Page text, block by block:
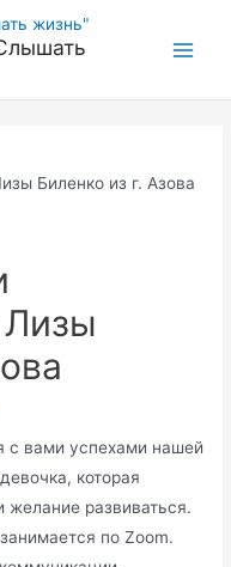
Биленко из г. Азова
Лизы
с вами успехами нашей
которая
желание развиваться.
по Zoom.